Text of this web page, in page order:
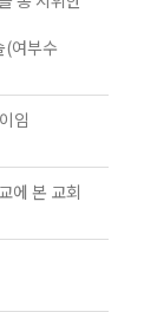
(여부수
임
에 본 교회